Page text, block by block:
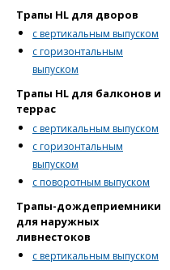
Трапы HL для дворов
с вертикальным выпуском
с горизонтальным
выпуском
Трапы HL для балконов и
террас
с вертикальным выпуском
с горизонтальным
выпуском
с поворотным выпуском
Трапы-дождеприемники
для наружных
ливнестоков
с вертикальным выпуском